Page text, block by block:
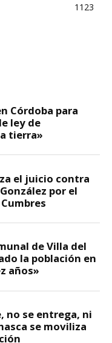
1123